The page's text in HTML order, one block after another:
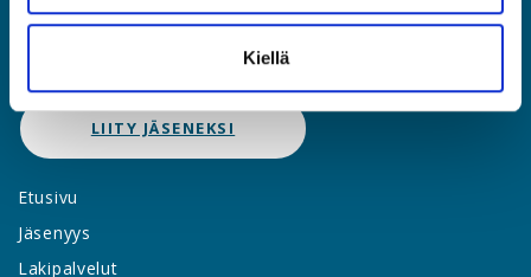
Kiellä
JÄSENPORTAALIIN
LIITY JÄSENEKSI
Etusivu
Jäsenyys
Lakipalvelut